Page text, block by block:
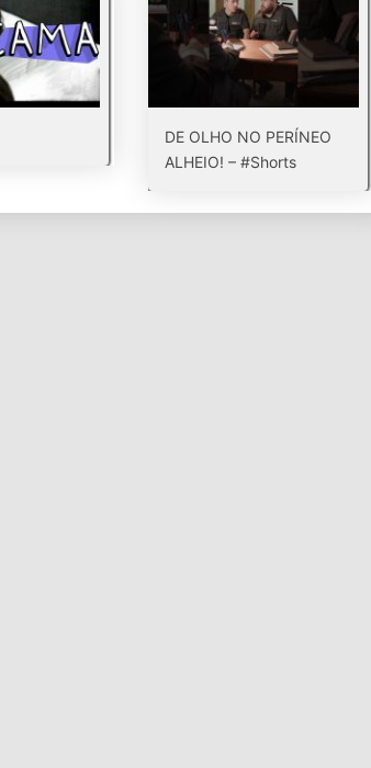
DE OLHO NO PERÍNEO
ALHEIO! – #Shorts